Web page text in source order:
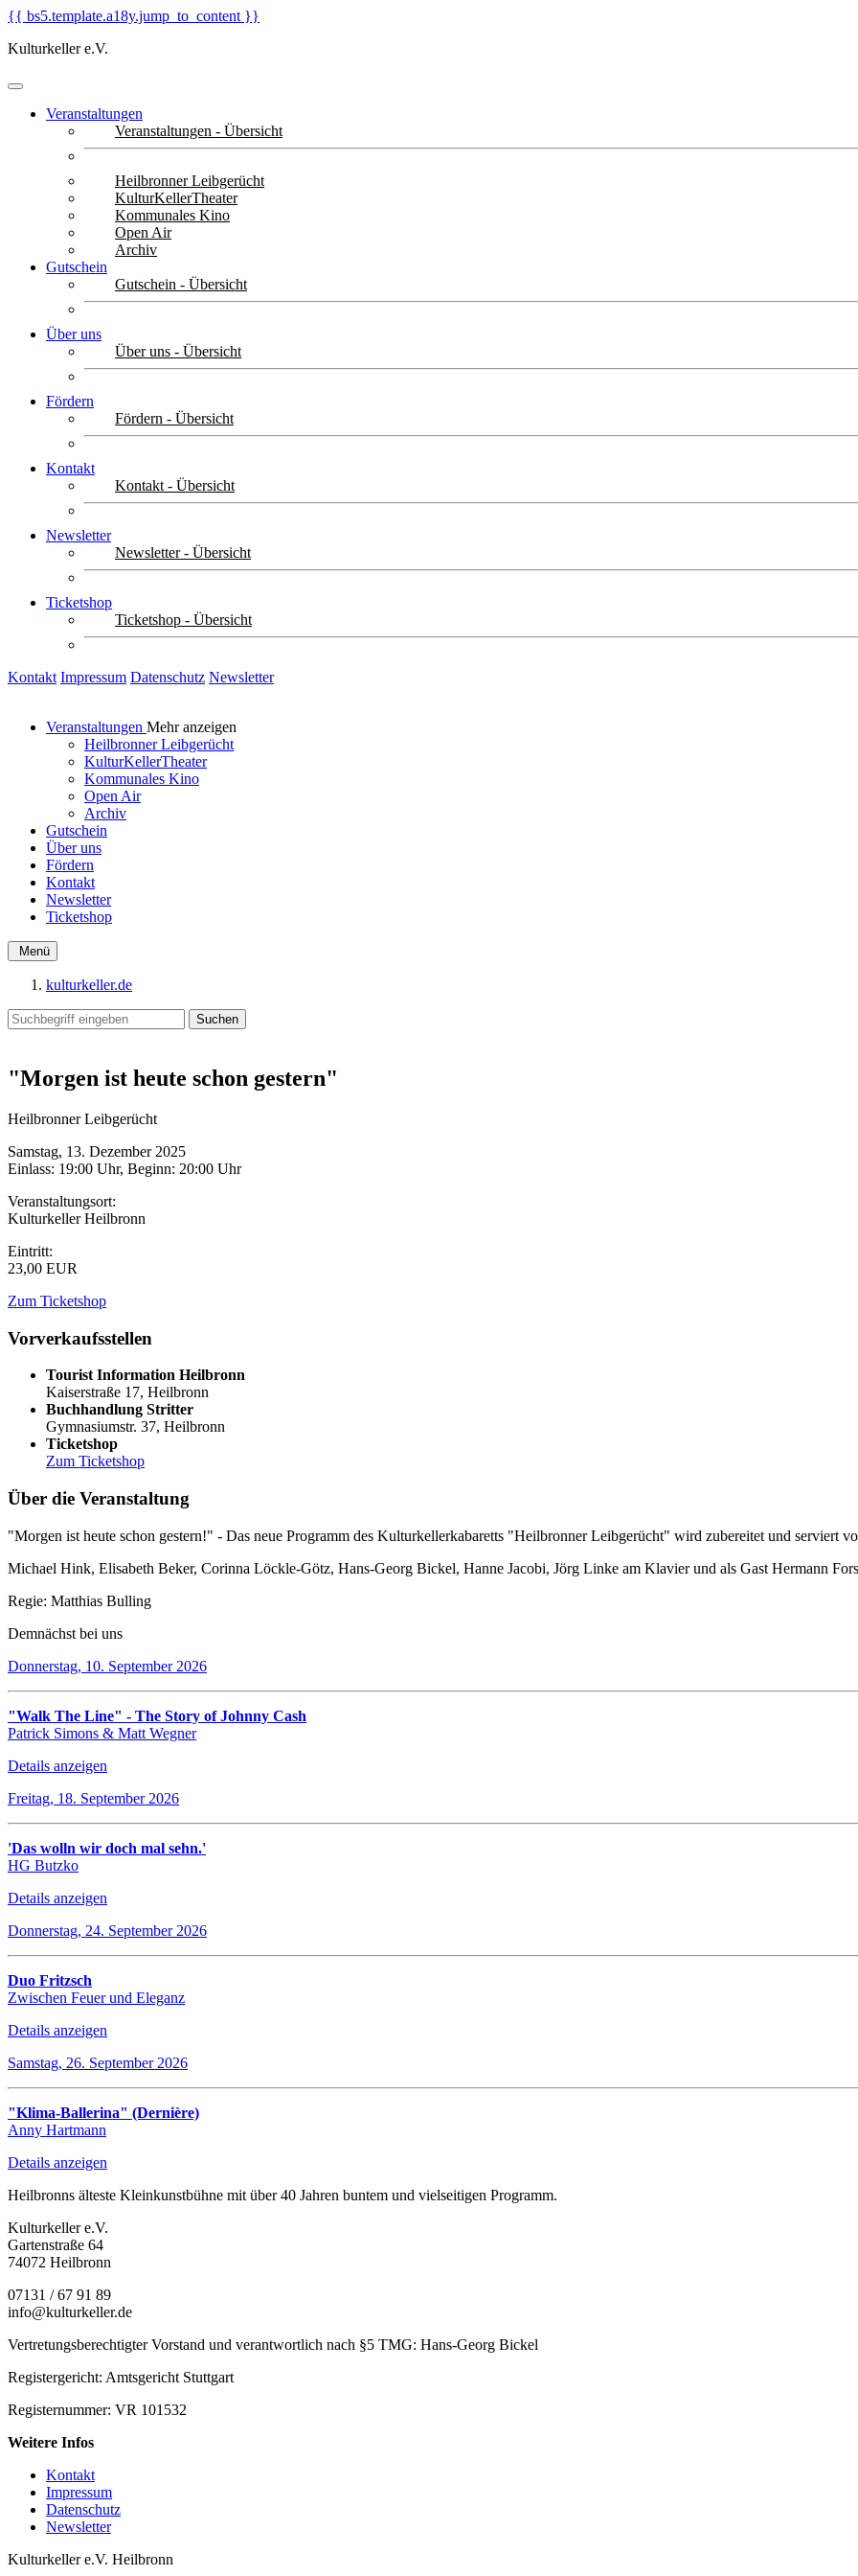
{{ bs5.template.a18y.jump_to_content }}
Kulturkeller e.V.
Veranstaltungen
Veranstaltungen - Übersicht
Heilbronner Leibgerücht
KulturKellerTheater
Kommunales Kino
Open Air
Archiv
Gutschein
Gutschein - Übersicht
Über uns
Über uns - Übersicht
Fördern
Fördern - Übersicht
Kontakt
Kontakt - Übersicht
Newsletter
Newsletter - Übersicht
Ticketshop
Ticketshop - Übersicht
Kontakt Impressum Datenschutz Newsletter
Veranstaltungen Mehr anzeigen
Heilbronner Leibgerücht
KulturKellerTheater
Kommunales Kino
Open Air
Archiv
Gutschein
Über uns
Fördern
Kontakt
Newsletter
Ticketshop
Menü
kulturkeller.de
"Morgen ist heute schon gestern"
Heilbronner Leibgerücht
Samstag, 13. Dezember 2025
Einlass: 19:00 Uhr, Beginn: 20:00 Uhr
Veranstaltungsort:
Kulturkeller Heilbronn
Eintritt:
23,00 EUR
Zum Ticketshop
Vorverkaufsstellen
Tourist Information Heilbronn
Kaiserstraße 17, Heilbronn
Buchhandlung Stritter
Gymnasiumstr. 37, Heilbronn
Ticketshop
Zum Ticketshop
Über die Veranstaltung
"Morgen ist heute schon gestern!" - Das neue Programm des Kulturkellerkabaretts "Heilbronner Leibgerücht" wird zubereitet und serviert
Michael Hink, Elisabeth Beker, Corinna Löckle-Götz, Hans-Georg Bickel, Hanne Jacobi, Jörg Linke am Klavier und als Gast Hermann
Regie: Matthias Bulling
Demnächst bei uns
Donnerstag, 10. September 2026
"Walk The Line" - The Story of Johnny Cash
Patrick Simons & Matt Wegner
Details anzeigen
Freitag, 18. September 2026
'Das wolln wir doch mal sehn.'
HG Butzko
Details anzeigen
Donnerstag, 24. September 2026
Duo Fritzsch
Zwischen Feuer und Eleganz
Details anzeigen
Samstag, 26. September 2026
"Klima-Ballerina" (Dernière)
Anny Hartmann
Details anzeigen
Heilbronns älteste Kleinkunstbühne mit über 40 Jahren buntem und vielseitigen Programm.
Kulturkeller e.V.
Gartenstraße 64
74072 Heilbronn
07131 / 67 91 89
info@kulturkeller.de
Vertretungsberechtigter Vorstand und verantwortlich nach §5 TMG: Hans-Georg Bickel
Registergericht: Amtsgericht Stuttgart
Registernummer: VR 101532
Weitere Infos
Kontakt
Impressum
Datenschutz
Newsletter
Kulturkeller e.V. Heilbronn